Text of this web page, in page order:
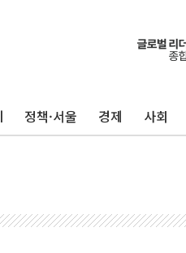
정책·서울 경제 사회